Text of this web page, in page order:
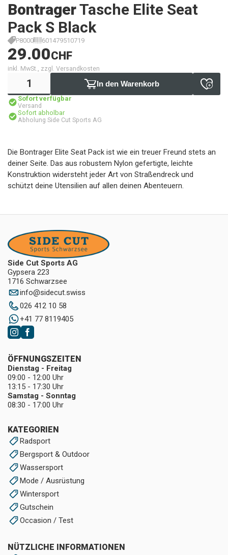
BontragerTasche Elite Seat
Pack S Black
P8000 601479510719
29.00CHF
inkl. MwSt., zzgl. Versandkosten
In den Warenkorb
Sofort verfügbar
Versand
Sofort abholbar
Abholung Side Cut Sports AG
Die Bontrager Elite Seat Pack ist wie ein treuer Freund stets an
deiner Seite. Das aus robustem Nylon gefertigte, leichte
Konstruktion widersteht jeder Art von Straßendreck und
schützt deine Utensilien auf allen deinen Abenteuern.
Side Cut Sports AG
Gypsera 223
1716 Schwarzsee
info@sidecut.swiss
026 412 10 58
+41 77 8119405
KATEGORIEN
Radsport
Bergsport & Outdoor
Wassersport
Mode / Ausrüstung
Wintersport
Gutschein
Occasion / Test
NÜTZLICHE INFORMATIONEN
ÖFFNUNGSZEITEN
Dienstag - Freitag
09:00 - 12:00 Uhr
13:15 - 17:30 Uhr
Samstag - Sonntag
08:30 - 17:00 Uhr